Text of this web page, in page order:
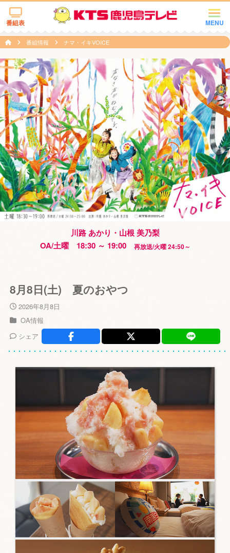
MENU
番組表
番組情報 ナマ・イキVOICE
川路 あかり・山根 美乃梨
OA/土曜 18:30 ～ 19:00
再放送/火曜 24:50～
8月8日(土) 夏のおやつ
2026年8月8日
OA情報
シェア